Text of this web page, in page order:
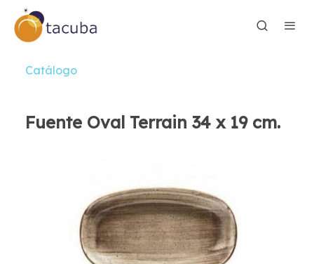
Catálogo
Fuente Oval Terrain 34 x 19 cm.